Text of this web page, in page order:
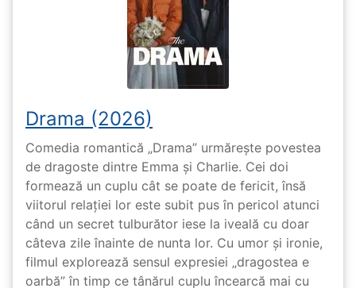
Drama (2026)
Comedia romantică „Drama” urmărește povestea
de dragoste dintre Emma și Charlie. Cei doi
formează un cuplu cât se poate de fericit, însă
viitorul relației lor este subit pus în pericol atunci
când un secret tulburător iese la iveală cu doar
câteva zile înainte de nunta lor. Cu umor și ironie,
filmul explorează sensul expresiei „dragostea e
oarbă” în timp ce tânărul cuplu încearcă mai cu